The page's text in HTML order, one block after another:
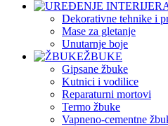
Dekorativne tehnike i
Mase za gletanje
Unutarnje boje
ŽBUKE
Gipsane žbuke
Kutnici i vodilice
Reparaturni mortovi
Termo žbuke
Vapneno-cementne